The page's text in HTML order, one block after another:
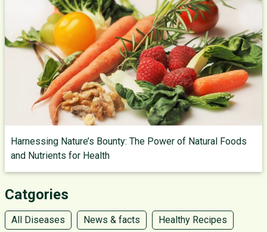
Harnessing Nature’s Bounty: The Power of Natural Foods
and Nutrients for Health
Catgories
All Diseases News & facts Healthy Recipes